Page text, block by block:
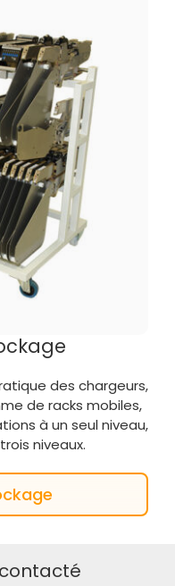
des chargeurs,
de racks mobiles,
à un seul niveau,
niveaux.